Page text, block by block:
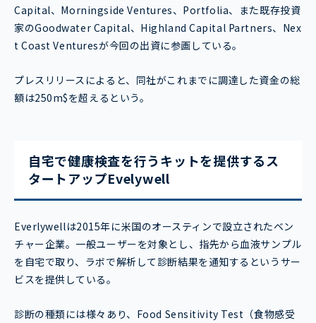
Capital、Morningside Ventures、Portfolia、また既存投資
家のGoodwater Capital、Highland Capital Partners、Nex
t Coast Venturesが今回の出資に参画している。
プレスリリースによると、同社がこれまでに調達した資金の総
額は250m$を超えるという。
自宅で健康検査を行うキットを提供するス
タートアップEvelywell
Everlywellは2015年に米国のオースティンで設立されたベン
チャー企業。一般ユーザーを対象とし、指先から血液サンプル
を自宅で取り、ラボで解析して診断結果を通知するというサー
ビスを提供している。
診断の種類には様々あり、Food Sensitivity Test（食物感受